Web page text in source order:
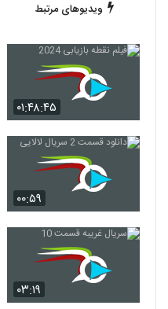
ویدیوهای مرتبط
۰۱:۴۸:۴۵
۰۰:۵۹
۰۳:۱۹